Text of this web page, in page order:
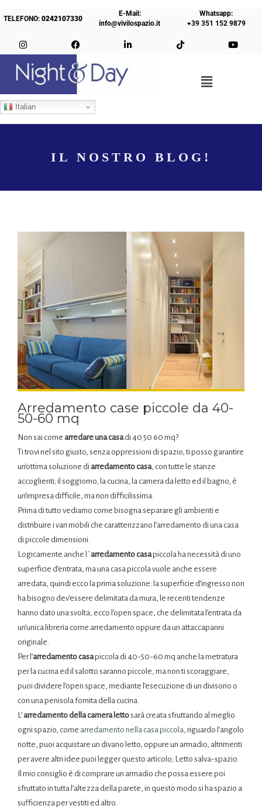
TELEFONO:0242107330
E-Mail:
info@vivilospazio.it
Whatsapp:
+39 351 152 9879
Italian
IL NOSTRO BLOG!
Arredamento case piccole da 40-
50-60 mq
Non sai come arredare una casadi 40 50 60 mq?
Ti trovi nel sito giusto, senza oppressioni di spazio, ti posso garantire
un’ottima soluzione di arredamento casa, con tutte le stanze
accoglienti; il soggiorno, la cucina, la camera da letto ed il bagno, è
un’impresa difficile, ma non difficilissima.
Prima di tutto vediamo come bisogna separare gli ambienti e
distribuire i vari mobili che caratterizzano l’arredamento di una casa
di piccole dimensioni.
Logicamente anche l´arredamento casapiccola ha necessità di uno
superficie d’entrata, ma una casa piccola vuole anche essere
arredata, quindi ecco la prima soluzione: la superficie d’ingresso non
ha bisogno dev’essere delimitata da mura, le recenti tendenze
hanno dato una svolta, ecco l’open space, che delimitata l’entrata da
un’unica libreria come arredamento oppure da un attaccapanni
originale.
Per l’arredamento casapiccola di 40-50-60 mq anche la metratura
per la cucina ed il salotto saranno piccole, ma non ti scoraggiare,
puoi dividere l’open space, mediante l’esecuzione di un divisorio o
con una penisola fornita della cucina.
L’ arredamento della camera lettosarà creata sfruttando al meglio
ogni spazio, come arredamento nella casa piccola , riguardo l’angolo
notte, puoi acquistare un divano letto, oppure un armadio, altrimenti
per avere altri idee puoi legger questo articolo; Letto salva-spazio.
Il mio consiglio è di comprare un armadio che possa essere poi
sfruttato in tutta l’altezza della parete, in questo modo si ha spazio a
sufficienza per vestiti ed altro.